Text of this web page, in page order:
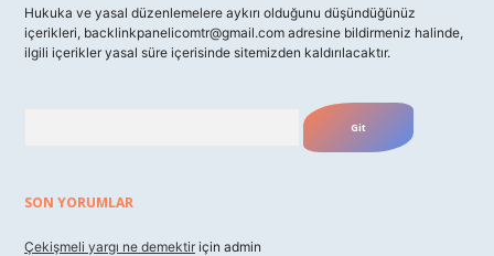
Hukuka ve yasal düzenlemelere aykırı olduğunu düşündüğünüz
içerikleri, backlinkpanelicomtr@gmail.com adresine bildirmeniz halinde,
ilgili içerikler yasal süre içerisinde sitemizden kaldırılacaktır.
SON YORUMLAR
Çekişmeli yargı ne demektir için admin